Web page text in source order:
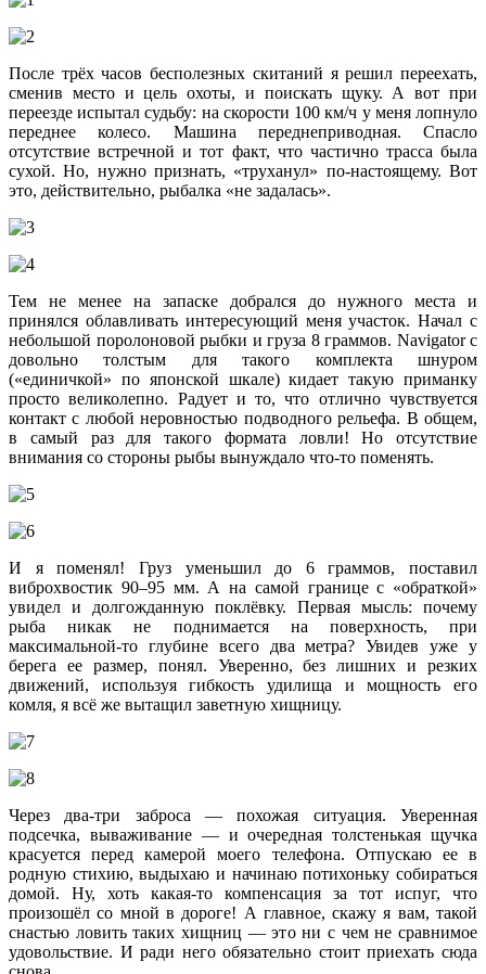
После трёх часов бесполезных скитаний я решил переехать,
сменив место и цель охоты, и поискать щуку. А вот при
переезде испытал судьбу: на скорости 100 км/ч у меня лопнуло
переднее колесо. Машина переднеприводная. Спасло
отсутствие встречной и тот факт, что частично трасса была
сухой. Но, нужно признать, «труханул» по-настоящему. Вот
это, действительно, рыбалка «не задалась».
Тем не менее на запаске добрался до нужного места и
принялся облавливать интересующий меня участок. Начал с
небольшой поролоновой рыбки и груза 8 граммов. Navigator с
довольно толстым для такого комплекта шнуром
(«единичкой» по японской шкале) кидает такую приманку
просто великолепно. Радует и то, что отлично чувствуется
контакт с любой неровностью подводного рельефа. В общем,
в самый раз для такого формата ловли! Но отсутствие
внимания со стороны рыбы вынуждало что-то поменять.
И я поменял! Груз уменьшил до 6 граммов, поставил
виброхвостик 90–95 мм. А на самой границе с «обраткой»
увидел и долгожданную поклёвку. Первая мысль: почему
рыба никак не поднимается на поверхность, при
максимальной-то глубине всего два метра? Увидев уже у
берега ее размер, понял. Уверенно, без лишних и резких
движений, используя гибкость удилища и мощность его
комля, я всё же вытащил заветную хищницу.
Через два-три заброса — похожая ситуация. Уверенная
подсечка, вываживание — и очередная толстенькая щучка
красуется перед камерой моего телефона. Отпускаю ее в
родную стихию, выдыхаю и начинаю потихоньку собираться
домой. Ну, хоть какая-то компенсация за тот испуг, что
произошёл со мной в дороге! А главное, скажу я вам, такой
снастью ловить таких хищниц — это ни с чем не сравнимое
удовольствие. И ради него обязательно стоит приехать сюда